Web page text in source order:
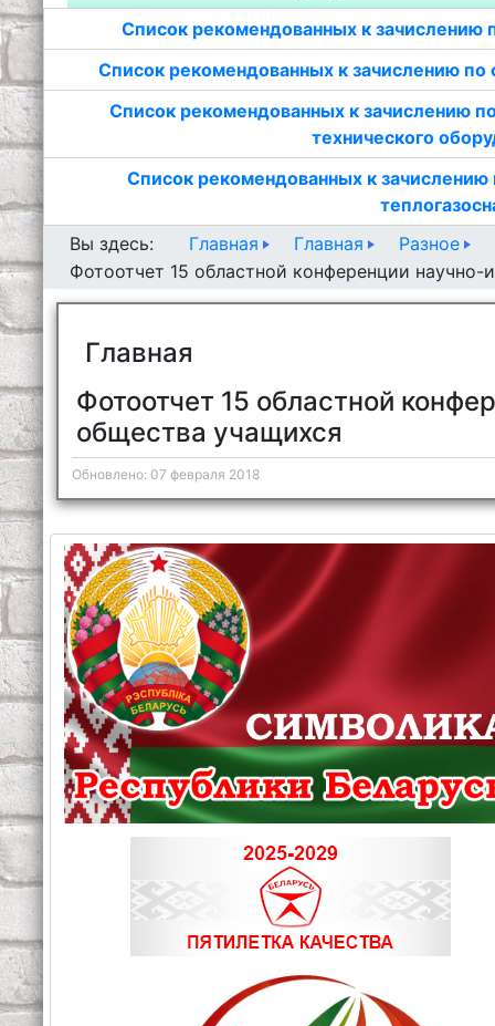
Список рекомендованных к зачислению
Список рекомендованных к зачислению
Список рекомендованных к зачислению
технического
Список рекомендованных к
Вы здесь:
Главная Главная
Разное
Фотоотчет 15 областной конференции
Главная
Фотоотчет 15 областной
общества учащихся
Обновлено: 07 февраля 2018